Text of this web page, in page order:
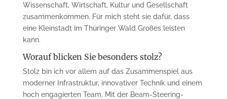
Wissenschaft, Wirtschaft, Kultur und Gesellschaft
zusammenkommen. Für mich steht sie dafür, dass
eine Kleinstadt im Thüringer Wald Großes leisten
kann.
Worauf blicken Sie besonders stolz?
Stolz bin ich vor allem auf das Zusammenspiel aus
moderner Infrastruktur, innovativer Technik und einem
hoch engagierten Team. Mit der Beam-Steering-